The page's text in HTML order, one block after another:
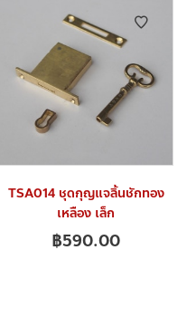
TSA014 ชุดกุญแจลิ้นชักทอง
เหลือง เล็ก
฿590.00